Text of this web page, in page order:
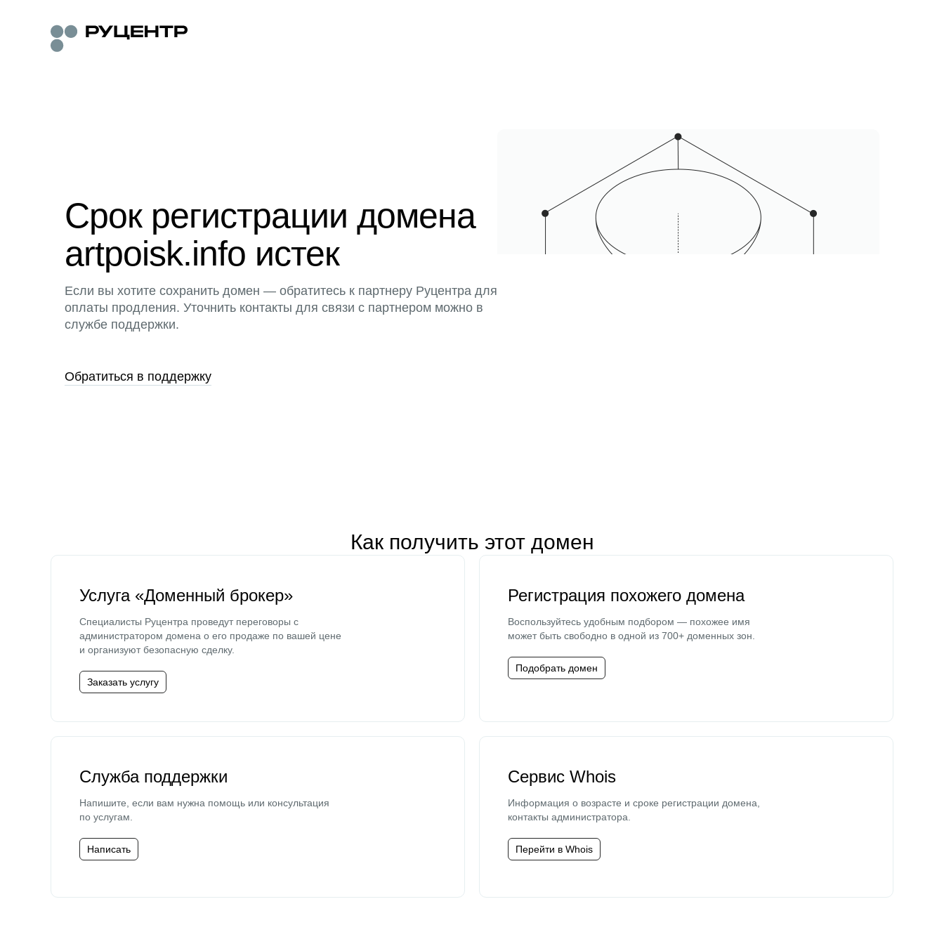
Срок регистрации домена
artpoisk.info истек
Если вы хотите сохранить домен — обратитесь к партнеру Руцентра для
оплаты продления. Уточнить контакты для связи с партнером можно в
службе поддержки.
Обратиться в поддержку
Как получить этот домен
Услуга «Доменный брокер»
Специалисты Руцентра проведут переговоры с
администратором домена о его продаже по вашей цене
и организуют безопасную сделку.
Заказать услугу
Регистрация похожего домена
Воспользуйтесь удобным подбором — похожее имя
может быть свободно в одной из 700+ доменных зон.
Подобрать домен
Служба поддержки
Напишите, если вам нужна помощь или консультация
по услугам.
Написать
Сервис Whois
Информация о возрасте и сроке регистрации домена,
контакты администратора.
Перейти в Whois